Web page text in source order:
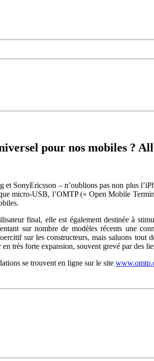
pour nos mobiles ?
et SonyEricsson – n’oublions pas non plus
micro-USB, l’OMTP (« Open Mobile
final, elle est également destinée à
sur nombre de modèles récents une
sur les constructeurs, mais saluons
très forte expansion, souvent grevé par des
se trouvent en ligne sur le site